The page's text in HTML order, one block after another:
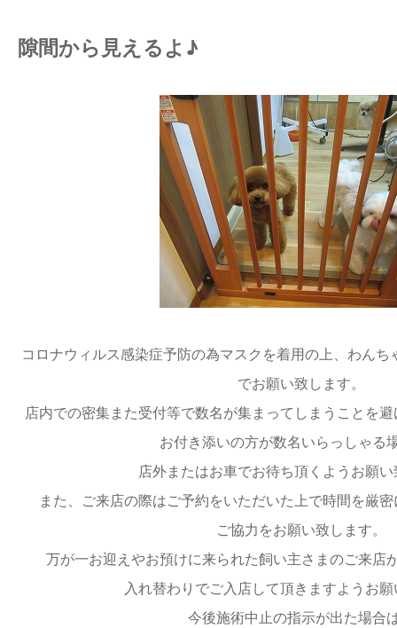
隙間から見えるよ♪
コロナウィルス感染症予防の為マスクを着用の上、わん
でお願い致します。
店内での密集また受付等で数名が集まってしまうことを
お付き添いの方が数名いらっしゃる
店外またはお車でお待ち頂くようお願
また、ご来店の際はご予約をいただいた上で時間を厳
ご協力をお願い致します。
万が一お迎えやお預けに来られた飼い主さまのご来店
入れ替わりでご入店して頂きますようお
今後施術中止の指示が出た場合